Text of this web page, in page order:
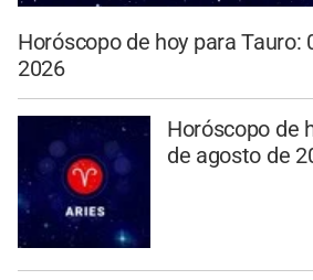
Horóscopo de hoy para Tauro:
2026
Horóscopo de
de agosto de